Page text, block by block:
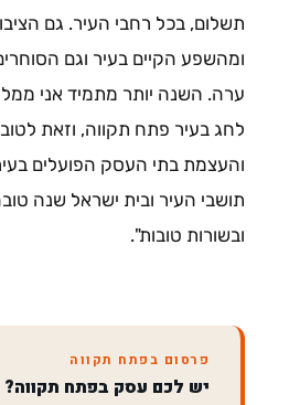
תשלום, בכל רחבי העיר. גם
ומהשפע הקיים בעיר וגם
ערה. השנה יותר מתמיד אני
לחג בעיר פתח תקווה, וזאת
והעצמת בתי העסק הפועלים
תושבי העיר ובית ישראל שנה
ובשורות טובות".
פרסום בפתח תקווה
יש לכם עסק בפתח תקווה?